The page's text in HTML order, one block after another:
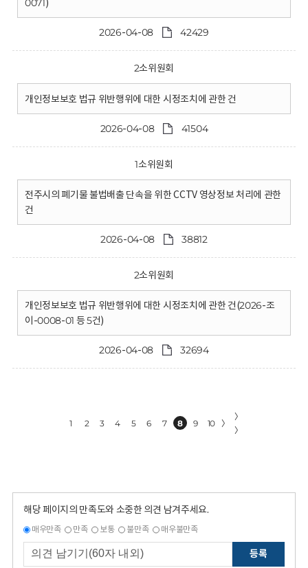
0071)
2026-04-08 42429
2소위원회
개인정보보호 법규 위반행위에 대한 시정조치에 관한 건
2026-04-08 41504
1소위원회
전주시의 폐기물 불법배출 단속을 위한 CCTV 영상정보 처리에 관한
건
2026-04-08 38812
2소위원회
개인정보보호 법규 위반행위에 대한 시정조치에 관한 건(2026-조
이-0008-01 등 5건)
2026-04-08 32694
1 2 3 4 5 6 7 8 9 10 〉
〉
〉
해당 페이지의 만족도와 소중한 의견 남겨주세요.
매우만족 만족 보통 불만족 매우불만족
등록